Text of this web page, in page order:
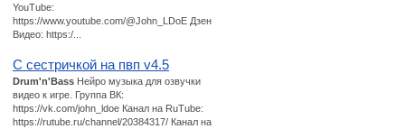
YouTube:
https://www.youtube.com/@John_LDoE Дзен
Видео: https:/...
С сестричкой на пвп v4.5
Drum'n'Bass Нейро музыка для озвучки
видео к игре. Группа ВК:
https://vk.com/john_ldoe Канал на RuTube:
https://rutube.ru/channel/20384317/ Канал на